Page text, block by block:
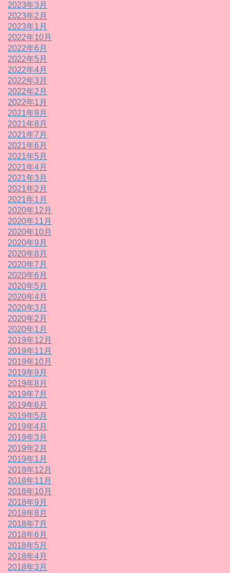
2023年3月
2023年2月
2023年1月
2022年10月
2022年6月
2022年5月
2022年4月
2022年3月
2022年2月
2022年1月
2021年9月
2021年8月
2021年7月
2021年6月
2021年5月
2021年4月
2021年3月
2021年2月
2021年1月
2020年12月
2020年11月
2020年10月
2020年9月
2020年8月
2020年7月
2020年6月
2020年5月
2020年4月
2020年3月
2020年2月
2020年1月
2019年12月
2019年11月
2019年10月
2019年9月
2019年8月
2019年7月
2019年6月
2019年5月
2019年4月
2019年3月
2019年2月
2019年1月
2018年12月
2018年11月
2018年10月
2018年9月
2018年8月
2018年7月
2018年6月
2018年5月
2018年4月
2018年3月